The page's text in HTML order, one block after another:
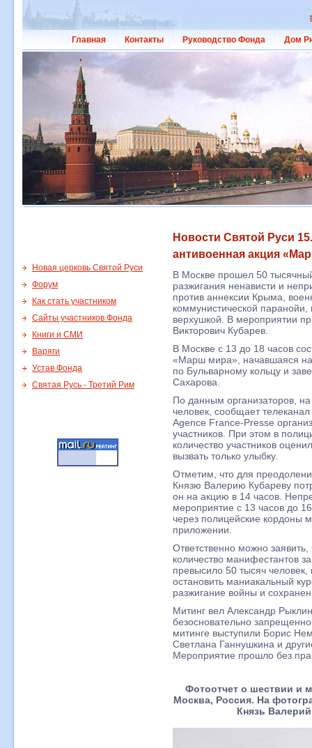
Главная Контакты Руководство Фонда Дом
Новости Святой Руси
антивоенная акция
Новая церковь Святой Руси
Форум
Как стать участником
Сайты участников Фонда
Книги и СМИ
Варяги
Устав Фонда
Святая Русь - Третий Рим
В Москве прошел 50
разжигания ненависти и
против аннексии Крыма,
коммунистической
верхушкой. В мероприятии
Викторович Кубарев.
В Москве с 13 до 18 часов
«Марш мира», начавшаяся
по Бульварному кольцу и
Сахарова.
По данным организаторов,
человек, сообщает
Agence France-Presse
участников. При этом в
количество участников
вызвать только улыбку.
Отметим, что для
Князю Валерию Кубареву
он на акцию в 14 часов.
мероприятие с 13 часов до
через полицейские кордоны
приложении.
Ответственно можно
количество манифестантов
превысило 50 тысяч
остановить маниакальный
разжигание войны и
Митинг вел Александр
безосновательно
митинге выступили Борис
Светлана Ганнушкина и
Мероприятие прошло без
Фотоотчет о шествии и
Москва, Россия. На
Князь